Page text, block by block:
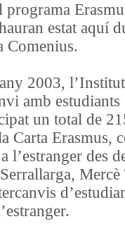
programa
estat aquí
Comenius.
2003,
amb
un total de
Carta Erasmus,
l’estranger des
Mercè